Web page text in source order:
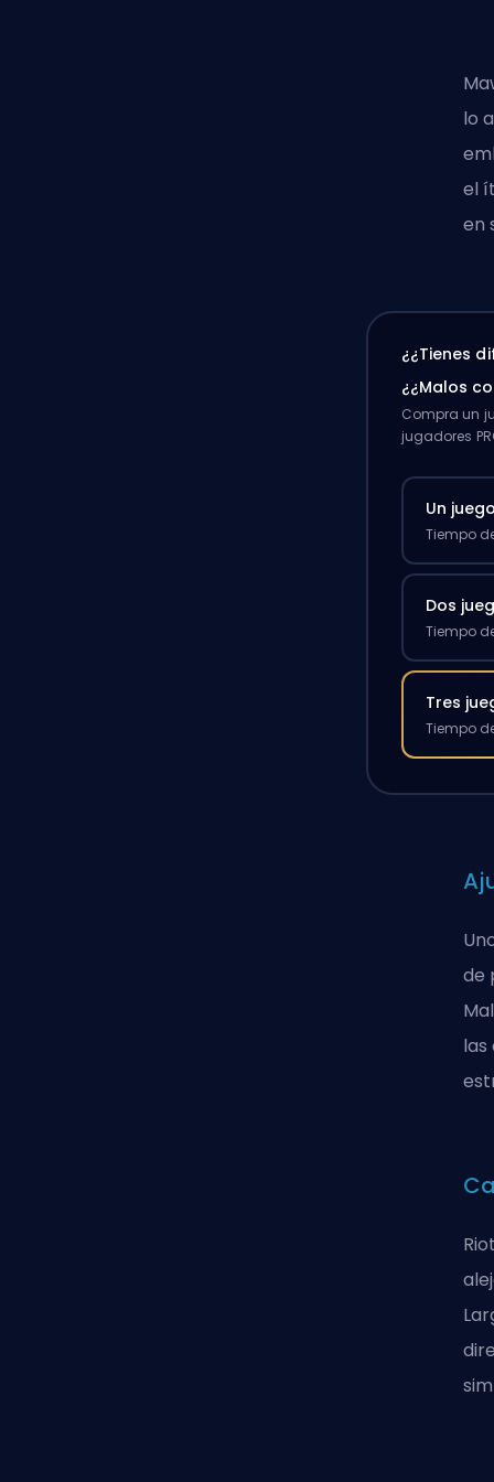
lo
el
en
¿¿Tienes
¿¿Malos
Compra un
jugadores
Un
Tiempo
Dos
Tiempo
Tres
Tiempo
de